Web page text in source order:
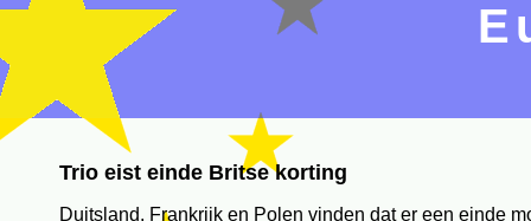
Trio eist einde Britse korting
Duitsland, Frankrijk en Polen vinden dat er een einde